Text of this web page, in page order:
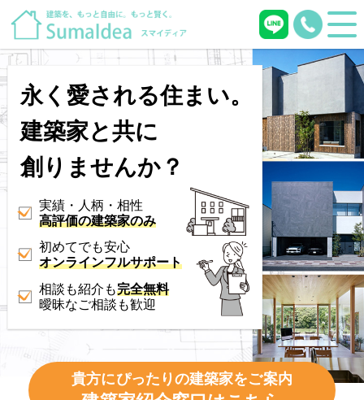
永く愛される住まい。
建築家と共に
創りませんか？
実績・人柄・相性
高評価の建築家のみ
初めてでも安心
オンラインフルサポート
相談も紹介も完全無料
曖昧なご相談も歓迎
貴方にぴったりの建築家をご案内